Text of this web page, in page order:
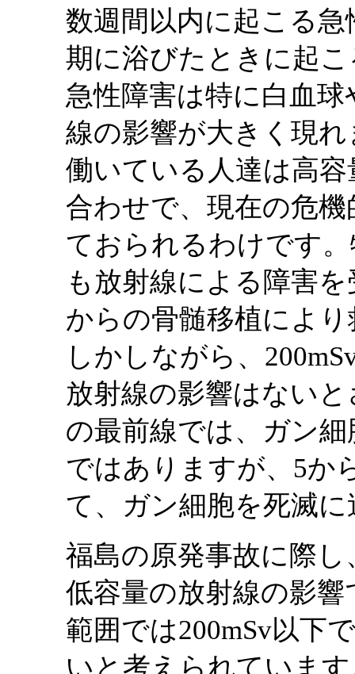
数週間以内に起こる
期に浴びたときに起
急性障害は特に白血
線の影響が大きく現
働いている人達は高
合わせで、現在の危
ておられるわけです
も放射線による障害
からの骨髄移植によ
しかしながら、
放射線の影響はない
の最前線では、ガン
ではありますが、5か
て、ガン細胞を死滅
福島の原発事故に際
低容量の放射線の影
範囲では200mSv以下
いと考えられていま